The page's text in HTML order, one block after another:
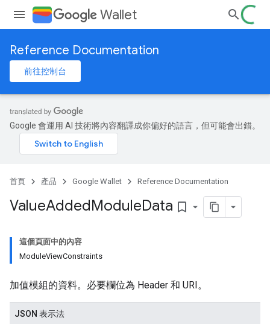
Wallet
Reference Documentation
前往控制台
Google 會運用 AI 技術將內容翻譯成你偏好的語言，但可能會出錯。
首頁 產品 Google Wallet Reference Documentation
ValueAddedModuleData bookmark_border
這個頁面中的內容
ModuleViewConstraints
加值模組的資料。必要欄位為 Header 和 URI。
JSON 表示法